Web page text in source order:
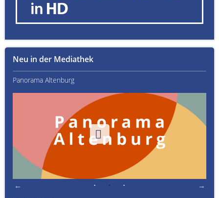
Neu in der Mediathek
Panorama Altenburg